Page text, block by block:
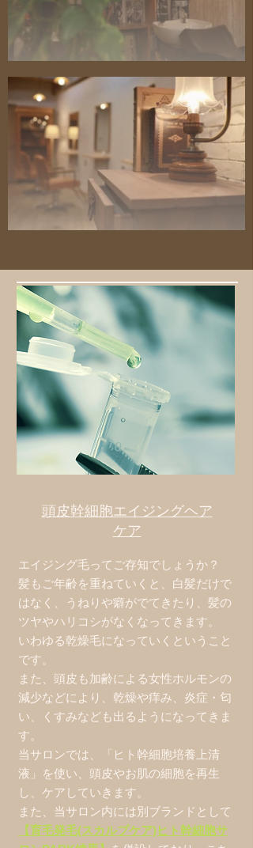
​頭皮幹細胞エイジングヘア
ケア
エイジング毛ってご存知でしょうか？
髪もご年齢を重ねていくと、白髪だけで
はなく、うねりや癖がでてきたり、髪の
ツヤやハリコシがなくなってきます。
​いわゆる乾燥毛になっていくということ
です。
また、頭皮も加齢による女性ホルモンの
減少などにより、乾燥や痒み、炎症・匂
い、くすみなども出るようになってきま
す。
​当サロンでは、「ヒト幹細胞培養上清
液」を使い、頭皮やお肌の細胞を再生
し、 ケアしていきます。
また、当サロン内には別ブランドとして
【育毛発毛(スカルプケア)ヒト幹細胞サ